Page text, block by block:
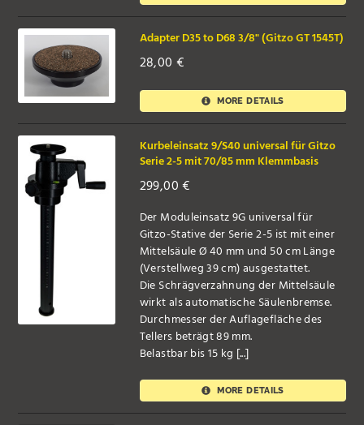
Adapter D35 to D68 3/8" (Gitzo GT 1545T)
28,00 €
MORE DETAILS
Kurbeleinsatz 9/S40 universal für Gitzo
Serie 2-5 mit 70/85 mm Klemmbasis
299,00€
Der Moduleinsatz 9G universal für
Gitzo-Stative der Serie 2-5 ist mit einer
Mittelsäule Ø 40 mm und 50 cm Länge
(Verstellweg 39 cm) ausgestattet.
Die Schrägverzahnung der Mittelsäule
wirkt als automatische Säulenbremse.
Durchmesser der Auflagefläche des
Tellers beträgt 89 mm.
Belastbar bis 15 kg [...]
MORE DETAILS